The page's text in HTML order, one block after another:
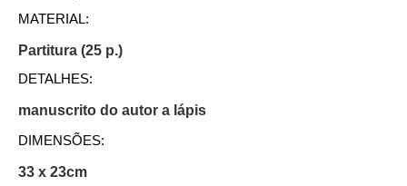
MATERIAL:
Partitura (25 p.)
DETALHES:
manuscrito do autor a lápis
DIMENSÕES:
33 x 23cm